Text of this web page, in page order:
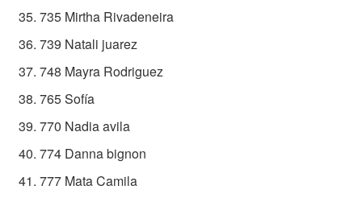
735 Mirtha Rivadeneira
739 Natali juarez
748 Mayra Rodriguez
765 Sofía
770 Nadia avila
774 Danna bignon
777 Mata Camila